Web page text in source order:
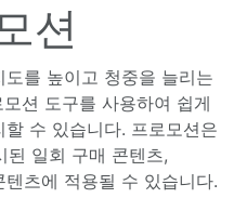
션
를 높이고 청중을 늘리는
션 도구를 사용하여 쉽게
수 있습니다. 프로모션은
일회 구매 콘텐츠,
츠에 적용될 수 있습니다.